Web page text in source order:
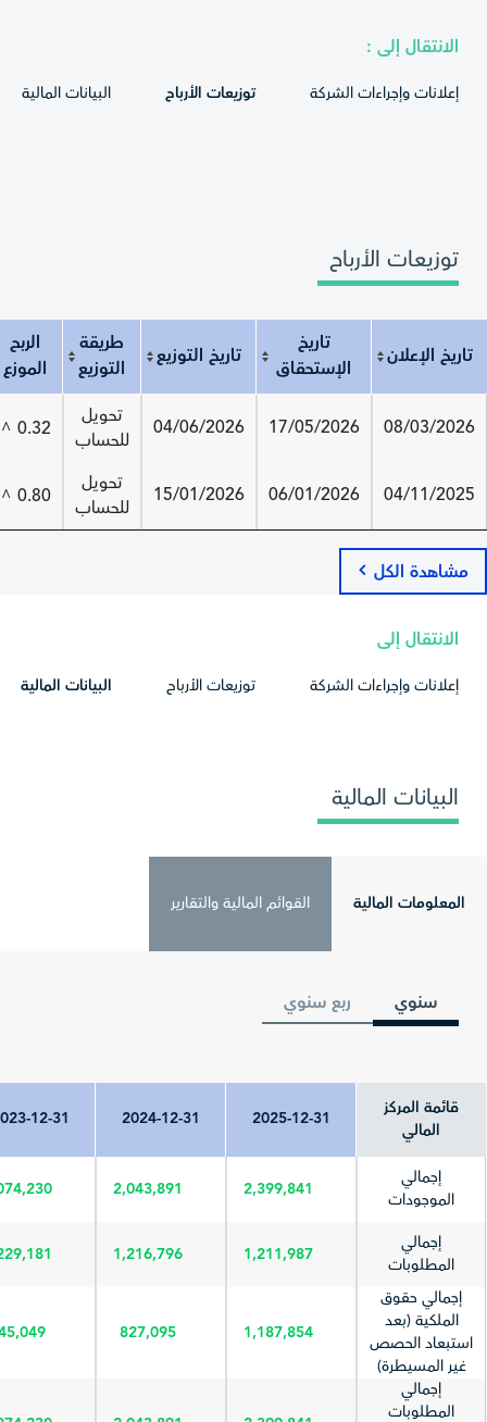
الانتقال إلى :
إعلانات وإجراءات الشركة توزيعات الأرباح البيانات المالية
توزيعات الأرباح
تاريخ الإعلان
تاريخ
الإستحقاق
تاريخ التوزيع
طريقة
التوزيع
الربح
الموزع
تاريخ الإعلان
تاريخ الإستحقاق تاريخ التوزيع طريقة التوزيع الربح الموزع
08/03/2026
17/05/2026
04/06/2026
تحويل
للحساب
0.32
^
04/11/2025
06/01/2026
15/01/2026
تحويل
للحساب
0.80
^
مشاهدة الكل
الانتقال إلى
إعلانات وإجراءات الشركة توزيعات الأرباح البيانات المالية
البيانات المالية
المعلومات المالية القوائم المالية والتقارير
سنوي ربع سنوي
قائمة المركز
المالي
2025-12-31
2024-12-31
12-31
إجمالي
الموجودات
2,399,841
2,043,891
إجمالي
المطلوبات
1,211,987
1,216,796
إجمالي حقوق
الملكية (بعد
استبعاد الحصص
غير المسيطرة)
1,187,854
827,095
إجمالي
المطلوبات